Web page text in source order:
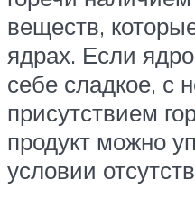
веществ,
ядрах. Если
себе сладкое, с
присутствием
продукт можно
условии